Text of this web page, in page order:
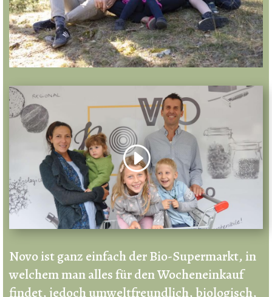
Novo ist ganz einfach der Bio-Supermarkt, in
welchem man alles für den Wocheneinkauf
findet, jedoch umweltfreundlich, biologisch,